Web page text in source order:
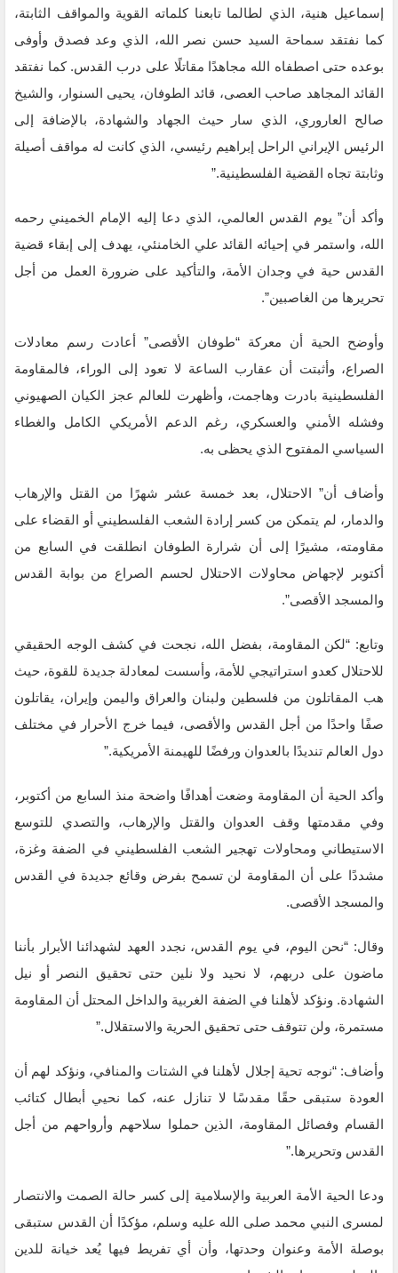
إسماعيل هنية، الذي لطالما تابعنا كلماته القوية والمواقف الثابتة،
كما نفتقد سماحة السيد حسن نصر الله، الذي وعد فصدق وأوفى
بوعده حتى اصطفاه الله مجاهدًا مقاتلًا على درب القدس. كما نفتقد
القائد المجاهد صاحب العصى، قائد الطوفان، يحيى السنوار، والشيخ
صالح العاروري، الذي سار حيث الجهاد والشهادة، بالإضافة إلى
الرئيس الإيراني الراحل إبراهيم رئيسي، الذي كانت له مواقف أصيلة
وثابتة تجاه القضية الفلسطينية.”
وأكد أن” يوم القدس العالمي، الذي دعا إليه الإمام الخميني رحمه
الله، واستمر في إحيائه القائد علي الخامنئي، يهدف إلى إبقاء قضية
القدس حية في وجدان الأمة، والتأكيد على ضرورة العمل من أجل
تحريرها من الغاصبين”.
وأوضح الحية أن معركة “طوفان الأقصى” أعادت رسم معادلات
الصراع، وأثبتت أن عقارب الساعة لا تعود إلى الوراء، فالمقاومة
الفلسطينية بادرت وهاجمت، وأظهرت للعالم عجز الكيان الصهيوني
وفشله الأمني والعسكري، رغم الدعم الأمريكي الكامل والغطاء
السياسي المفتوح الذي يحظى به.
وأضاف أن” الاحتلال، بعد خمسة عشر شهرًا من القتل والإرهاب
والدمار، لم يتمكن من كسر إرادة الشعب الفلسطيني أو القضاء على
مقاومته، مشيرًا إلى أن شرارة الطوفان انطلقت في السابع من
أكتوبر لإجهاض محاولات الاحتلال لحسم الصراع من بوابة القدس
والمسجد الأقصى”.
وتابع: “لكن المقاومة، بفضل الله، نجحت في كشف الوجه الحقيقي
للاحتلال كعدو استراتيجي للأمة، وأسست لمعادلة جديدة للقوة، حيث
هب المقاتلون من فلسطين ولبنان والعراق واليمن وإيران، يقاتلون
صفًا واحدًا من أجل القدس والأقصى، فيما خرج الأحرار في مختلف
دول العالم تنديدًا بالعدوان ورفضًا للهيمنة الأمريكية.”
وأكد الحية أن المقاومة وضعت أهدافًا واضحة منذ السابع من أكتوبر،
وفي مقدمتها وقف العدوان والقتل والإرهاب، والتصدي للتوسع
الاستيطاني ومحاولات تهجير الشعب الفلسطيني في الضفة وغزة،
مشددًا على أن المقاومة لن تسمح بفرض وقائع جديدة في القدس
والمسجد الأقصى.
وقال: “نحن اليوم، في يوم القدس، نجدد العهد لشهدائنا الأبرار بأننا
ماضون على دربهم، لا نحيد ولا نلين حتى تحقيق النصر أو نيل
الشهادة. ونؤكد لأهلنا في الضفة الغربية والداخل المحتل أن المقاومة
مستمرة، ولن تتوقف حتى تحقيق الحرية والاستقلال.”
وأضاف: “نوجه تحية إجلال لأهلنا في الشتات والمنافي، ونؤكد لهم أن
العودة ستبقى حقًا مقدسًا لا تنازل عنه، كما نحيي أبطال كتائب
القسام وفصائل المقاومة، الذين حملوا سلاحهم وأرواحهم من أجل
القدس وتحريرها.”
ودعا الحية الأمة العربية والإسلامية إلى كسر حالة الصمت والانتصار
لمسرى النبي محمد صلى الله عليه وسلم، مؤكدًا أن القدس ستبقى
بوصلة الأمة وعنوان وحدتها، وأن أي تفريط فيها يُعد خيانة للدين